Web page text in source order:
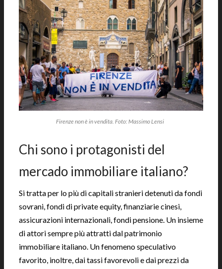
Firenze non è in vendita. Foto: Massimo Lensi
Chi sono i protagonisti del
mercado immobiliare italiano?
Si tratta per lo più di capitali stranieri detenuti da fondi
sovrani, fondi di private equity, finanziarie cinesi,
assicurazioni internazionali, fondi pensione. Un insieme
di attori sempre più attratti dal patrimonio
immobiliare italiano. Un fenomeno speculativo
favorito, inoltre, dai tassi favorevoli e dai prezzi da